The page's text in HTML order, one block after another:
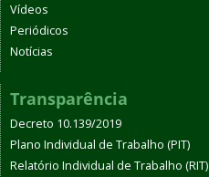
Vídeos
Periódicos
Notícias
Transparência
Decreto 10.139/2019
Plano Individual de Trabalho (PIT)
Relatório Individual de Trabalho (RIT)